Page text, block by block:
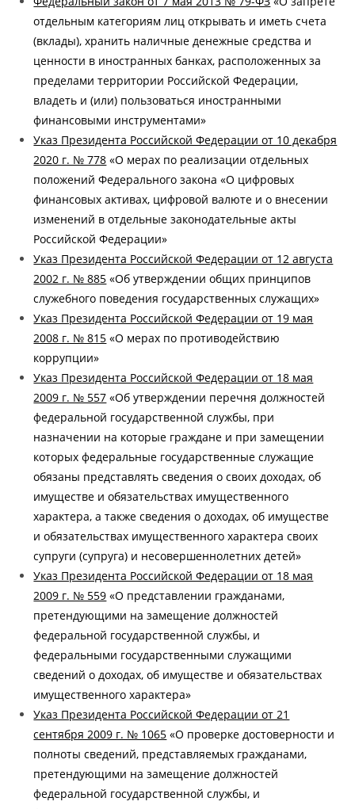
отдельным категориям лиц открывать и иметь счета
(вклады), хранить наличные денежные средства и
ценности в иностранных банках, расположенных за
пределами территории Российской Федерации,
владеть и (или) пользоваться иностранными
финансовыми инструментами»
Указ Президента Российской Федерации от 10 декабря
2020 г. № 778 «О мерах по реализации отдельных
положений Федерального закона «О цифровых
финансовых активах, цифровой валюте и о внесении
изменений в отдельные законодательные акты
Российской Федерации»
Указ Президента Российской Федерации от 12 августа
2002 г. № 885 «Об утверждении общих принципов
служебного поведения государственных служащих»
Указ Президента Российской Федерации от 19 мая
2008 г. № 815 «О мерах по противодействию
коррупции»
Указ Президента Российской Федерации от 18 мая
2009 г. № 557 «Об утверждении перечня должностей
федеральной государственной службы, при
назначении на которые граждане и при замещении
которых федеральные государственные служащие
обязаны представлять сведения о своих доходах, об
имуществе и обязательствах имущественного
характера, а также сведения о доходах, об имуществе
и обязательствах имущественного характера своих
супруги (супруга) и несовершеннолетних детей»
Указ Президента Российской Федерации от 18 мая
2009 г. № 559 «О представлении гражданами,
претендующими на замещение должностей
федеральной государственной службы, и
федеральными государственными служащими
сведений о доходах, об имуществе и обязательствах
имущественного характера»
Указ Президента Российской Федерации от 21
сентября 2009 г. № 1065 «О проверке достоверности и
полноты сведений, представляемых гражданами,
претендующими на замещение должностей
федеральной государственной службы, и